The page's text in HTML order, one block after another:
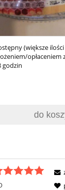
(większe
godzin
do